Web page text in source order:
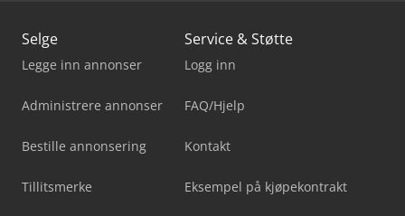
Selge
Legge inn annonser
Administrere annonser
Bestille annonsering
Tillitsmerke
Service & Støtte
Logg inn
FAQ/Hjelp
Kontakt
Eksempel på kjøpekontrakt